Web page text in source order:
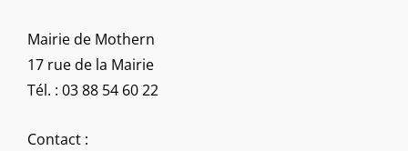
Mairie de Mothern
17 rue de la Mairie
Tél. : 03 88 54 60 22
Contact :